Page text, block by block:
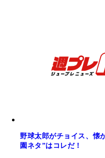
野球太郎がチョイス、懐
園ネタ”はコレだ！